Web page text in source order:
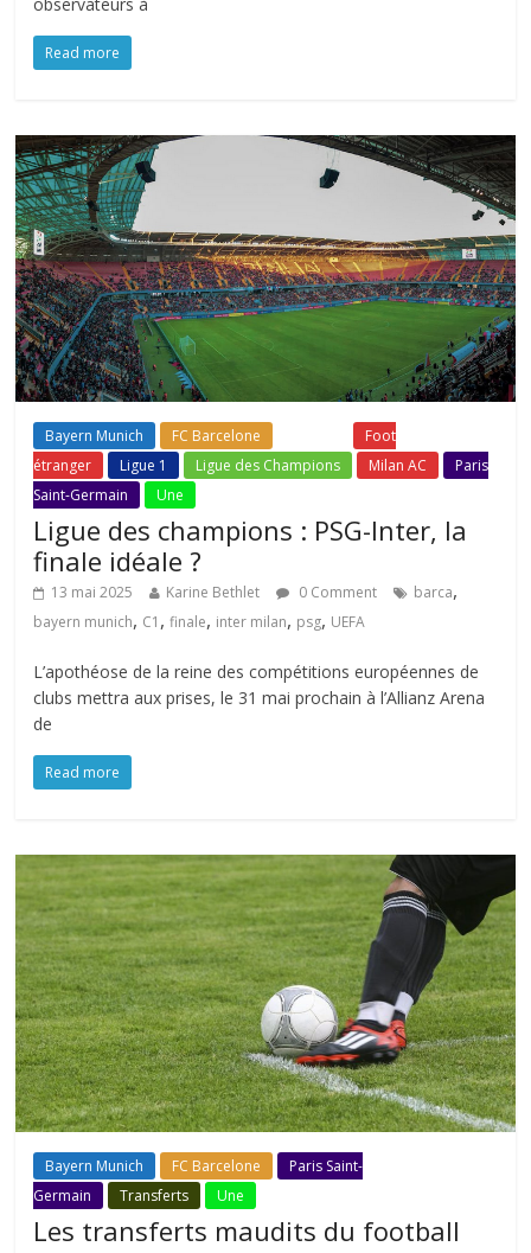
Read more
Bayern Munich FC Barcelone
Foot
étranger
Ligue 1 Ligue des Champions Milan AC
Paris
Saint-Germain
Une
Ligue des champions : PSG-Inter, la
finale idéale ?
13 mai 2025 Karine Bethlet 0 Comment barca,
bayern munich, C1 ,finale, inter milan, psg, UEFA
L’apothéose de la reine des compétitions européennes de
clubs mettra aux prises, le 31 mai prochain à l’Allianz Arena
de
Read more
Bayern Munich FC Barcelone
Paris Saint-
Germain
Transferts Une
Les transferts maudits du football